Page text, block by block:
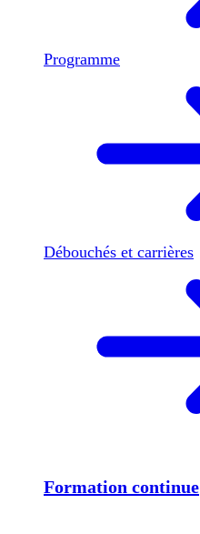
Programme
Débouchés et carrières
Formation continue